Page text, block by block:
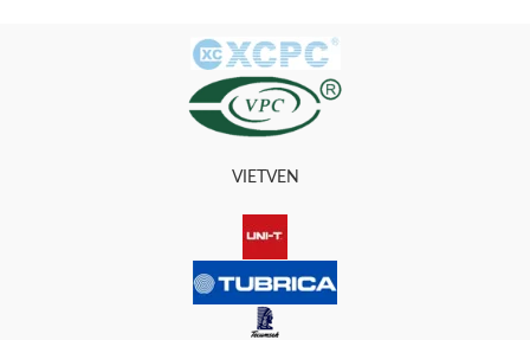
VIETVEN